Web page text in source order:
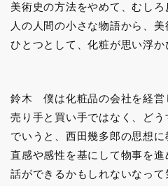
美術史の方法をやめて、むし
人の人間の小さな物語から、
ひとつとして、化粧が思い浮か
鈴木 僕は化粧品の会社を経営
売り手と買い手ではなく、ど
でいうと、西田幾多郎の思想
直感や感性を基にして物事を
話ができるかもしれないなって